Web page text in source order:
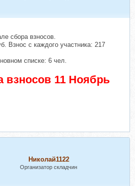
сбора взносов.
Взнос с каждого участника: 217
списке: 6 чел.
взносов 11 Ноябрь
Николай1122
Организатор складчин